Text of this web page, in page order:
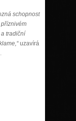
schopnost
tradiční
uzavírá